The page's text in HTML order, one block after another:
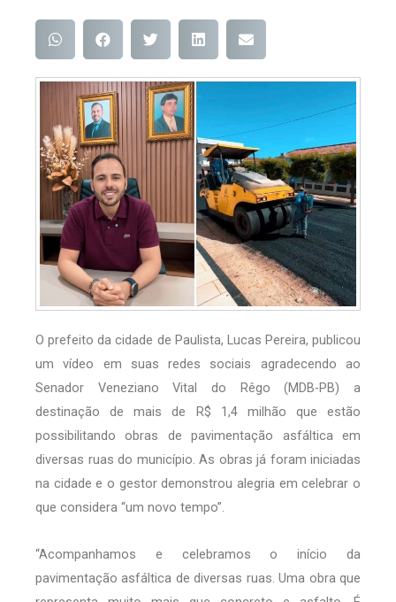
O prefeito da cidade de Paulista, Lucas Pereira, publicou
um vídeo em suas redes sociais agradecendo ao
Senador Veneziano Vital do Rêgo (MDB-PB) a
destinação de mais de R$ 1,4 milhão que estão
possibilitando obras de pavimentação asfáltica em
diversas ruas do município. As obras já foram iniciadas
na cidade e o gestor demonstrou alegria em celebrar o
que considera “um novo tempo”.
“Acompanhamos e celebramos o início da
pavimentação asfáltica de diversas ruas. Uma obra que